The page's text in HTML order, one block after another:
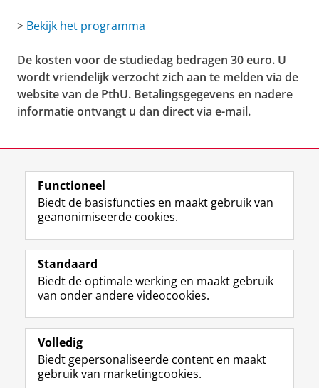
> Bekijk het programma
De kosten voor de studiedag bedragen 30 euro. U
wordt vriendelijk verzocht zich aan te melden via de
website van de PthU. Betalingsgegevens en nadere
informatie ontvangt u dan direct via e-mail.
Volg de RUG
F
a
e
b
o
p
a
L
i
k
e
I
-
p
R
S
-
f
e
R
I
n
t
r
m
Y
o
T
e
k
Studiekiezers
Alumni
Over ons
Functioneel
Biedt de basisfuncties en maakt gebruik van
geanonimiseerde cookies.
Standaard
Biedt de optimale werking en maakt gebruik
van onder andere videocookies.
Volledig
Biedt gepersonaliseerde content en maakt
gebruik van marketingcookies.